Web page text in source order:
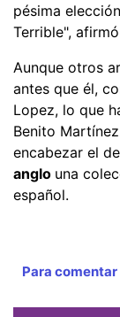
pésima
Terrible",
Aunque otros
antes que él,
Lopez, lo que
Benito
encabezar el
anglo una
español.
Para